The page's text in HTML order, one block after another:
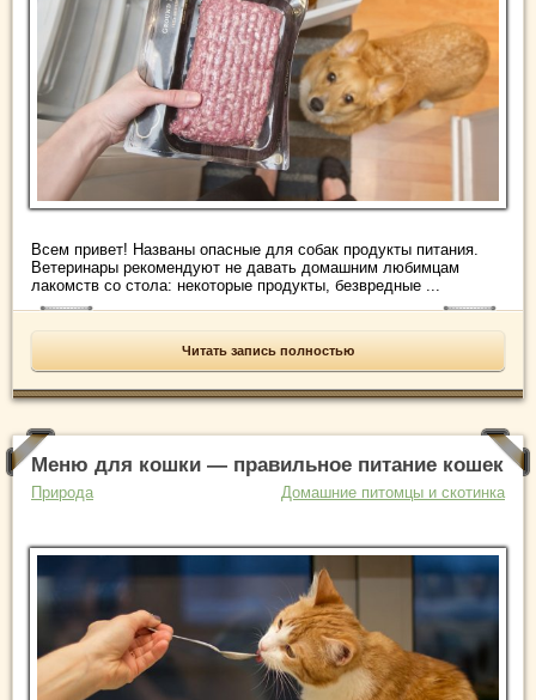
Всем привет! Названы опасные для собак продукты питания.
Ветеринары рекомендуют не давать домашним любимцам
лакомств со стола: некоторые продукты, безвредные ...
Читать запись полностью
Меню для кошки — правильное питание кошек
Природа Домашние питомцы и скотинка